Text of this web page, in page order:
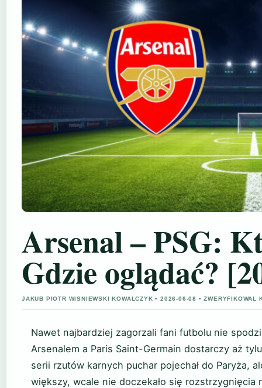
Arsenal – PSG:
Gdzie oglądać?
JAKUB PIOTR WISNIEWSKI KOWALCZYK • 2026-06-08 • ZWERYFIKOWAL
Nawet najbardziej zagorzali fani futbolu nie
Arsenalem a Paris Saint-Germain dostarczy aż
serii rzutów karnych puchar pojechał do Paryża,
większy, wcale nie doczekało się rozstrzygnięcia